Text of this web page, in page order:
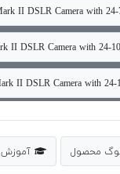
II DSLR Camera with
II DSLR Camera with 24-
II DSLR Camera with
محصول آموزش